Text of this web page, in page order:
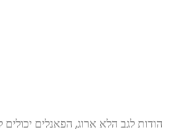
הודות לגב הלא ארוג, הפאנלים